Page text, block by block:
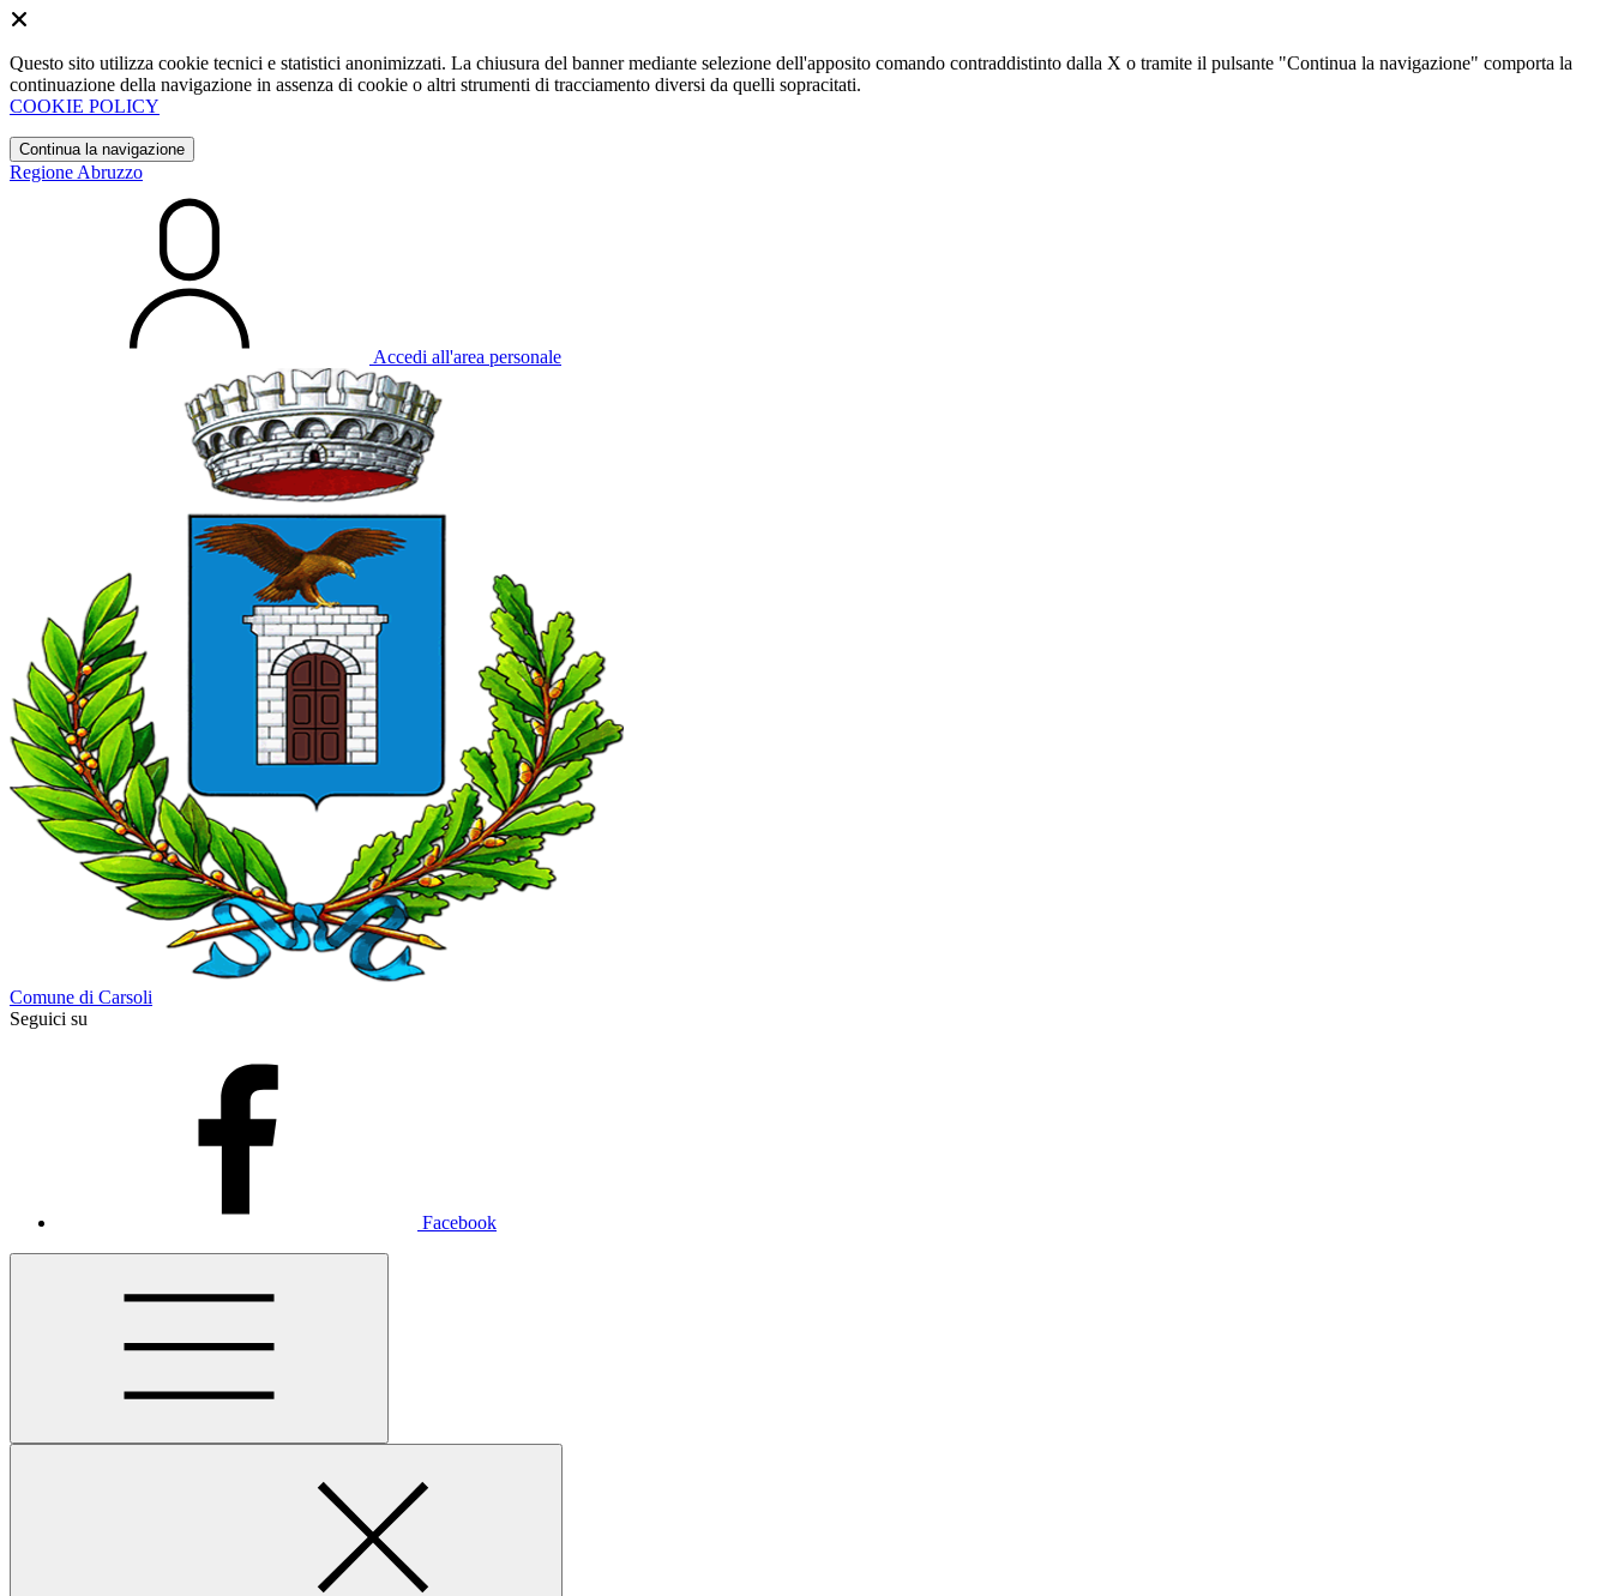
Questo sito utilizza cookie tecnici e statistici anonimizzati. La chiusura del banner mediante selezione dell'apposito comando contraddistinto dalla X o tramite il pulsante "Continua la navigazione" comporta la
continuazione della navigazione in assenza di cookie o altri strumenti di tracciamento diversi da quelli sopracitati.
COOKIE POLICY
Continua la navigazione
Regione Abruzzo
Accedi all'area personale
Comune di Carsoli
Seguici su
Facebook